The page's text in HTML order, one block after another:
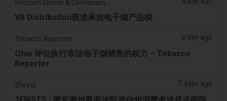
VB Distribution获准承担电子烟产品税
Tobacco Reporter a day ago
Ohio 评估执行非法电子烟销售的权力 – Tobacco
Reporter
2Firsts 2 days ago